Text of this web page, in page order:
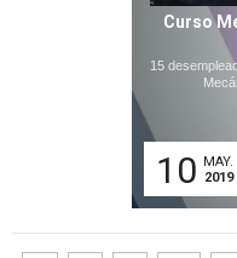
Curso
15
10 MAY.
2019